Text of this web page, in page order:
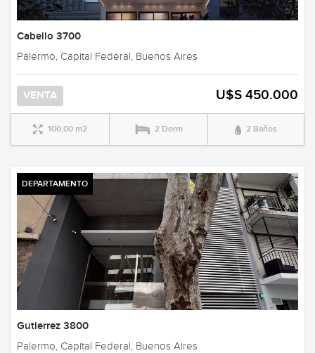
Cabello 3700
Palermo, Capital Federal, Buenos Aires
VENTA U$S 450.000
100,00 m2 2 Dorm 2 Baños
DEPARTAMENTO
Gutierrez 3800
Palermo, Capital Federal, Buenos Aires